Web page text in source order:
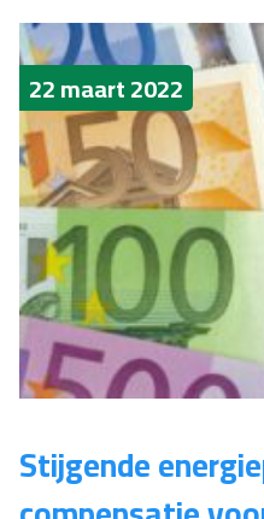
22 maart 2022
Stijgende